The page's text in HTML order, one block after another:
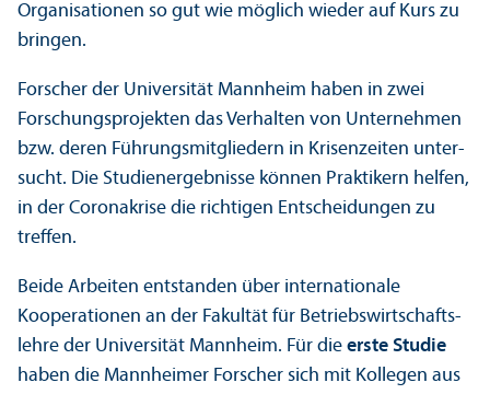
Organisationen so gut wie möglich wieder auf Kurs zu
bringen.
Forscher der Universität Mannheim haben in zwei
Forschungs­projekten das Verhalten von Unter­nehmen
bzw. deren Führungs­mitgliedern in Krisenzeiten unter­
sucht. Die Studien­ergebnisse können Praktikern helfen,
in der Coronakrise die richtigen Entscheidungen zu
treffen.
Beide Arbeiten entstanden über internationale
Kooperationen an der Fakultät für Betriebs­wirtschafts­
lehre der Universität Mannheim. Für die erste Studie
haben die Mannheimer Forscher sich mit Kollegen aus